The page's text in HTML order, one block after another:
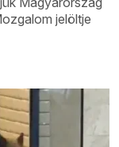
jelöltje